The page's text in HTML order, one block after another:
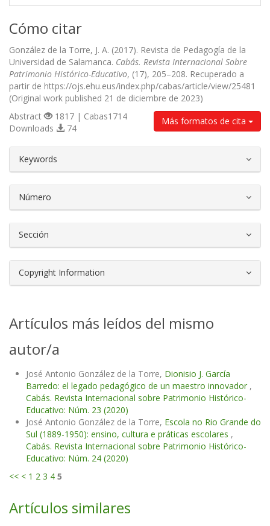
Cómo citar
González de la Torre, J. A. (2017). Revista de Pedagogía de la
Universidad de Salamanca. Cabás. Revista Internacional Sobre
Patrimonio Histórico-Educativo, (17), 205–208. Recuperado a
partir de https://ojs.ehu.eus/index.php/cabas/article/view/25481
(Original work published 21 de diciembre de 2023)
Más formatos de cita
Abstract
1817 | Cabas1714
Downloads
74
Keywords
Número
Sección
Copyright Information
Artículos más leídos del mismo
autor/a
José Antonio González de la Torre, Dionisio J. García
Barredo: el legado pedagógico de un maestro innovador ,
Cabás. Revista Internacional sobre Patrimonio Histórico-
Educativo: Núm. 23 (2020)
José Antonio González de la Torre, Escola no Rio Grande do
Sul (1889-1950): ensino, cultura e práticas escolares ,
Cabás. Revista Internacional sobre Patrimonio Histórico-
Educativo: Núm. 24 (2020)
<< < 1 2 3 4 5
Artículos similares